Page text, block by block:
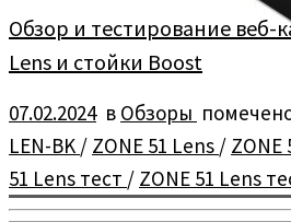
Обзор и тестирование веб-
Lens и стойки Boost
07.02.2024в Обзоры
LEN-BK / ZONE 51 Lens / ZONE
51 Lens тест / ZONE 51 Lens